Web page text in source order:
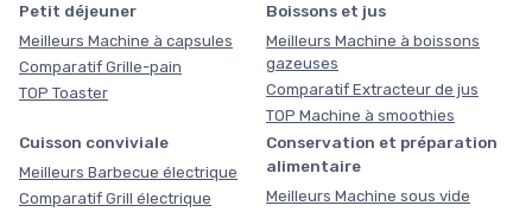
Petit déjeuner
Meilleurs Machine à capsules
Comparatif Grille-pain
TOP Toaster
Boissons et jus
Meilleurs Machine à boissons
gazeuses
Comparatif Extracteur de jus
TOP Machine à smoothies
Cuisson conviviale
Meilleurs Barbecue électrique
Comparatif Grill électrique
Conservation et préparation
alimentaire
Meilleurs Machine sous vide